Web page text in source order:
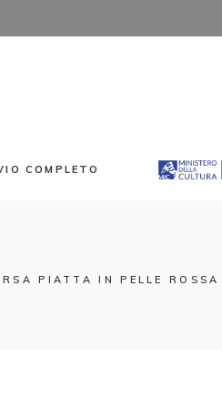
COMPLETO
PIATTA IN PELLE ROSSA